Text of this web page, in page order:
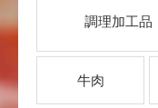
調理加工品
牛肉